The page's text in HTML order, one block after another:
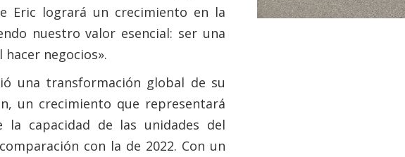
Eric logrará un crecimiento en la
nuestro valor esencial: ser una
negocios».
una transformación global de su
un crecimiento que representará
la capacidad de las unidades del
con la de 2022. Con un